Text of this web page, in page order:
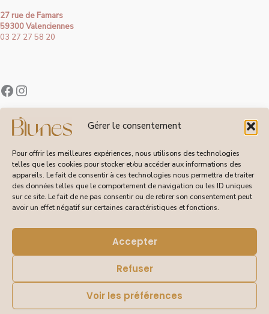
Gérer le consentement
Pour offrir les meilleures expériences, nous utilisons des technologies
telles que les cookies pour stocker et/ou accéder aux informations des
appareils. Le fait de consentir à ces technologies nous permettra de traiter
des données telles que le comportement de navigation ou les ID uniques
sur ce site. Le fait de ne pas consentir ou de retirer son consentement peut
avoir un effet négatif sur certaines caractéristiques et fonctions.
Accepter
Refuser
Voir les préférences
27 rue de Famars
59300 Valenciennes
03 27 27 58 20
Contact
À Propos de Blunes
CGV
Livraisons et Retours
Mentions Légales
Politique de Confidentialité
© 2026 Blunes – Tous droits réservés | Site réalisé pour